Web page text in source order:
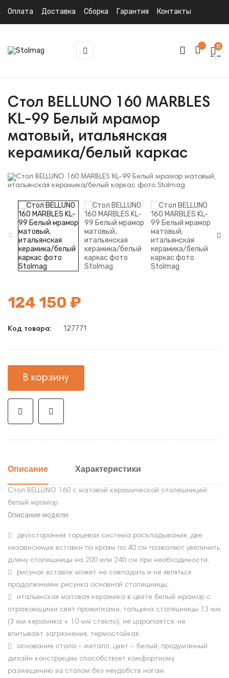
Оплата Доставка Сборка Гарантия Контакты
Toggle
navigation
☰ 0
Стол BELLUNO 160 MARBLES
KL-99 Белый мрамор
матовый, итальянская
керамика/белый каркас
124 150 ₽
Код товара: 127771
В корзину
Описание Характеристики
Стол BELLUNO 160 с матовой керамической столешницей
белый мрамор
Описание модели:
двухсторонняя торцевая система раскладывания, две
независимые вставки по краям по 40 см позволяют увеличить
длину столешницы на 200 или 240 см при необходимости;
рисунок вставок может не совпадать и не являться
продолжением рисунка основной столешницы;
итальянская матовая керамика в цвете белый мрамор с
отражающими свет прожилками, толщина столешницы 13 мм
(3 мм керамика + 10 мм стекло), не царапается, не
впитывает загрязнения, термостойкая;
основание стола - металл, цвет – белый, продуманный
дизайн конструкции способствует комфортному
размещению за столом без неудобств ногам.